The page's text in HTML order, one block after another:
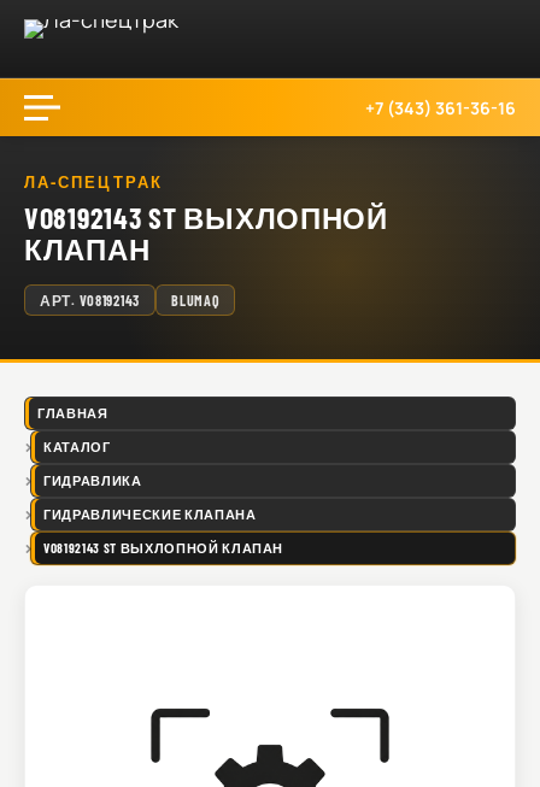
+7 (343) 361-36-16
ЛА-СПЕЦТРАК
VO8192143 ST ВЫХЛОПНОЙ
КЛАПАН
АРТ. VO8192143 BLUMAQ
ГЛАВНАЯ
КАТАЛОГ
ГИДРАВЛИКА
ГИДРАВЛИЧЕСКИЕ КЛАПАНА
VO8192143 ST ВЫХЛОПНОЙ КЛАПАН